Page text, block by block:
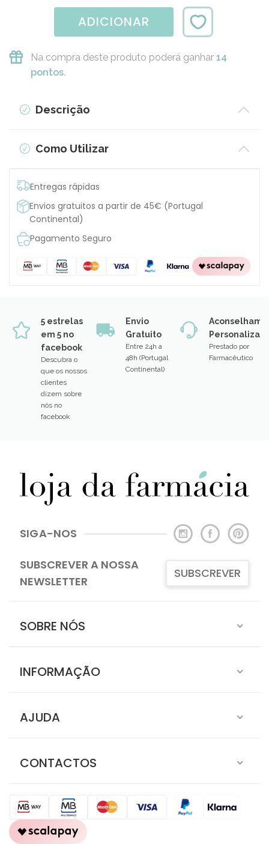
ADICIONAR
Na compra deste produto poderá ganhar 14
pontos.
Descrição
Como Utilizar
Entregas rápidas
Envios gratuitos a partir de 45€ (Portugal
Continental)
Pagamento Seguro
5 estrelas
em 5 no
facebook
Descubra o
que os nossos
clientes
dizem sobre
nós no
facebook
Envio
Gratuito
Entre 24h a
48h (Portugal
Continental)
Prestado por
Farmacêutico
SIGA-NOS
SUBSCREVER A NOSSA
NEWSLETTER
SUBSCREVER
SOBRE NÓS
INFORMAÇÃO
AJUDA
CONTACTOS